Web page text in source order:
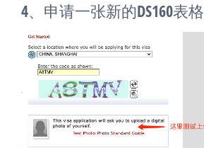
4、申请一张新的DS160表格